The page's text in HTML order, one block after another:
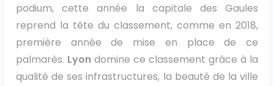
Tous les véhicules
Réservation véhicule
Financement utilitaire
podium, cette année la capitale des Gaules
reprend la tête du classement, comme en 2018,
première année de mise en place de ce
palmarès. Lyon domine ce classement grâce à la
qualité de ses infrastructures, la beauté de la ville